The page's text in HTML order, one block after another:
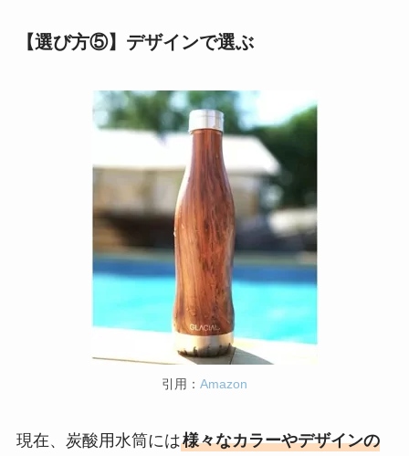
【選び方⑤】デザインで選ぶ
引用： Amazon
現在、炭酸用水筒には様々なカラーやデザインの